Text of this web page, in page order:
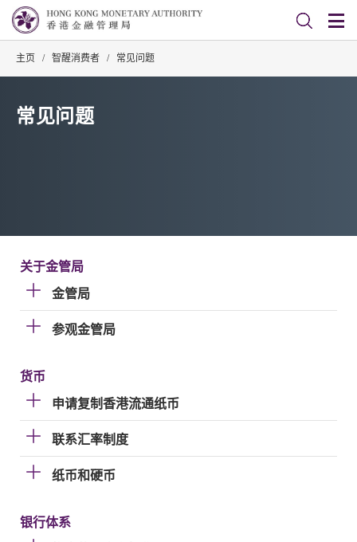
主页 / 智醒消费者 / 常见问题
常见问题
关于金管局
金管局
参观金管局
货币
申请复制香港流通纸币
联系汇率制度
纸币和硬币
银行体系